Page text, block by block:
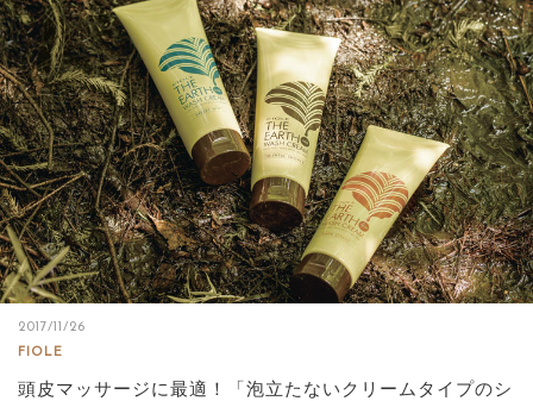
2017/11/26
FIOLE
頭皮マッサージに最適！「泡立たないクリームタイプのシ